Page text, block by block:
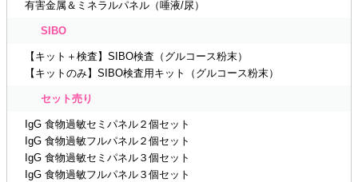
有害金属＆ミネラルパネル（唾液/尿）
SIBO
【キット＋検査】SIBO検査（グルコース粉末）
【キットのみ】SIBO検査用キット（グルコース粉末）
セット売り
IgG 食物過敏セミパネル２個セット
IgG 食物過敏フルパネル２個セット
IgG 食物過敏セミパネル３個セット
IgG 食物過敏フルパネル３個セット